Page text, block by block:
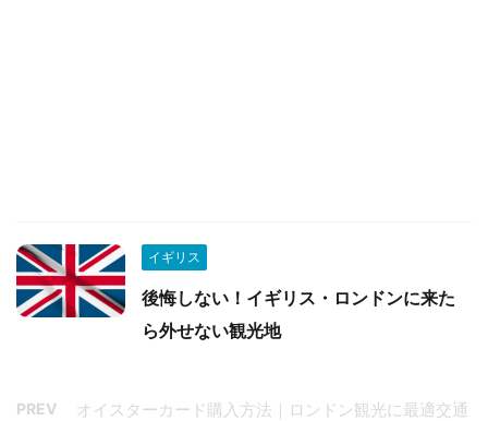
イギリス
後悔しない！イギリス・ロンドンに来た
ら外せない観光地
PREV
オイスターカード購入方法｜ロンドン観光に最適交通